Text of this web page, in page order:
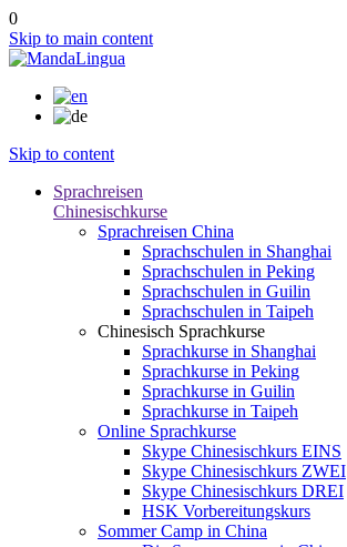
0
Skip to main content
Skip to content
Sprachreisen
Chinesischkurse
Sprachreisen China
Sprachschulen in Shanghai
Sprachschulen in Peking
Sprachschulen in Guilin
Sprachschulen in Taipeh
Chinesisch Sprachkurse
Sprachkurse in Shanghai
Sprachkurse in Peking
Sprachkurse in Guilin
Sprachkurse in Taipeh
Online Sprachkurse
Skype Chinesischkurs EINS
Skype Chinesischkurs ZWEI
Skype Chinesischkurs DREI
HSK Vorbereitungskurs
Sommer Camp in China